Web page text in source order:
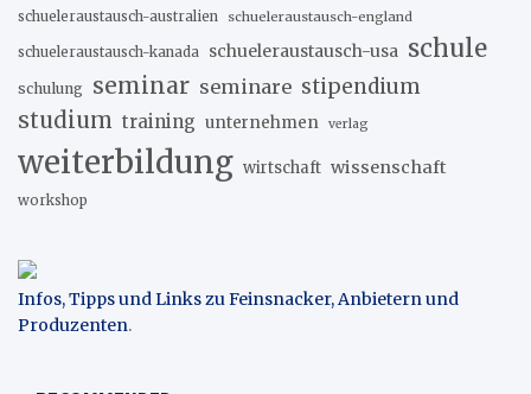
schueleraustausch-australien schueleraustausch-england
schueleraustausch-kanada schueleraustausch-usa schule
schulung seminar seminare stipendium
studium training unternehmen verlag
weiterbildung wirtschaft wissenschaft
workshop
Infos, Tipps und Links zu Feinsnacker, Anbietern und
Produzenten.